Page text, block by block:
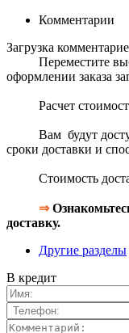
Комментарии
Загрузка
Переместите
оформлении заказа
Расчет стоимости
Вам будут
сроки доставки и
Стоимость
⇒
доставку.
Другие разделы
В кредит